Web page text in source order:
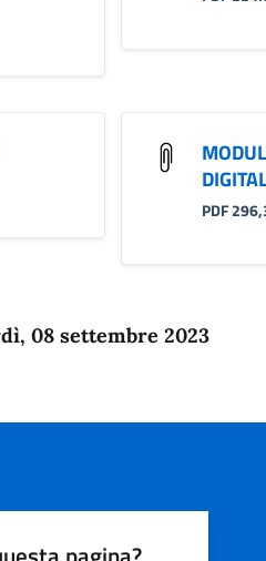
PDF
08 settembre 2023